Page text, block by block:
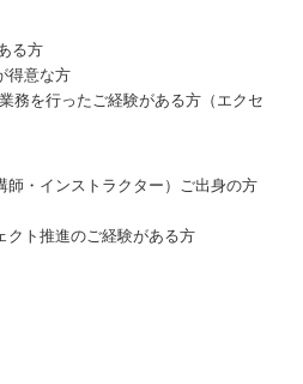
る方
得意な方
務を行ったご経験がある方（エクセ
師・インストラクター）ご出身の方
クト推進のご経験がある方